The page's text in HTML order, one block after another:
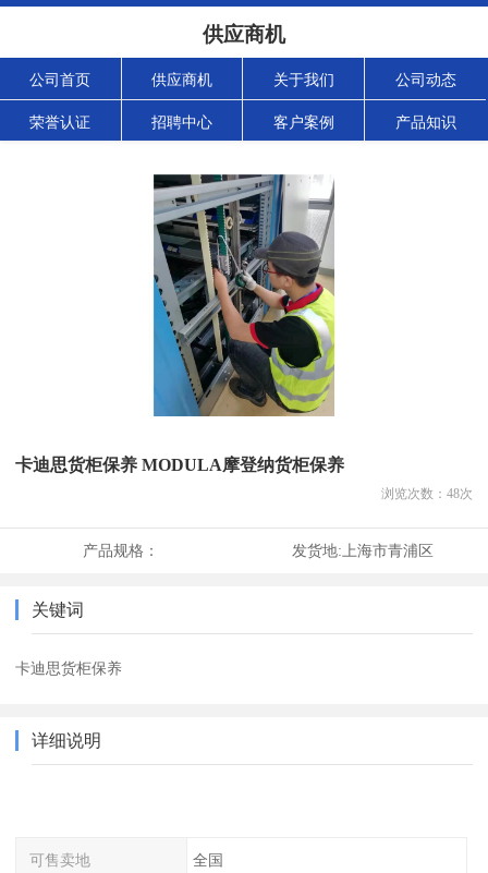
供应商机
公司首页 供应商机 关于我们 公司动态
荣誉认证 招聘中心 客户案例 产品知识
卡迪思货柜保养 MODULA摩登纳货柜保养
浏览次数： 48次
产品规格： 发货地: 上海市青浦区
关键词
卡迪思货柜保养
详细说明
可售卖地 全国